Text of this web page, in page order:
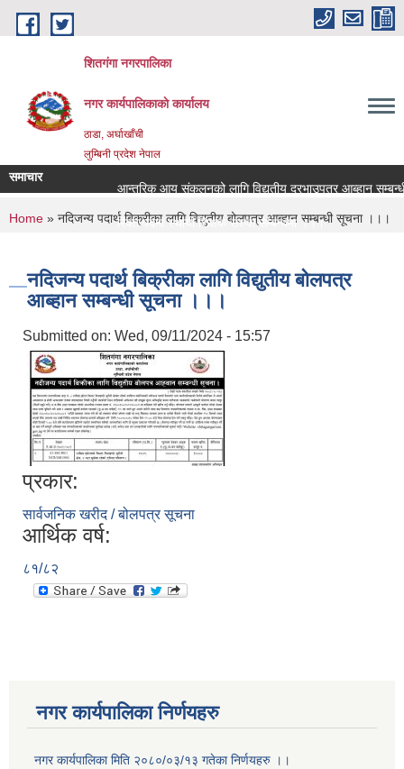
Skip to main content
शितगंगा नगरपालिका
नगर कार्यपालिकाकाे कार्यालय
ठाडा, अर्घाखाँची
लुम्बिनी प्रदेश नेपाल
समाचार
आन्तरिक आय संकलनको लागि विद्युतीय दरभाउपत्र आब्हान
रिक्त पदमा स्थायी शिक्षक सरुवा सम्बन्धमा ।।।
You are here
Home » नदिजन्य पदार्थ बिक्रीका लागि विद्युतीय बोलपत्र आब्हान सम्बन्धी सूचना ।।।
नदिजन्य पदार्थ बिक्रीका लागि विद्युतीय बोलपत्र
आब्हान सम्बन्धी सूचना ।।।
Submitted on: Wed, 09/11/2024 - 15:57
प्रकार:
सार्वजनिक खरीद / बोलपत्र सूचना
आर्थिक वर्ष:
८१/८२
नगर कार्यपालिका निर्णयहरु
नगर कार्यपालिका मिति २०८०/०३/१३ गतेका निर्णयहरु ।।